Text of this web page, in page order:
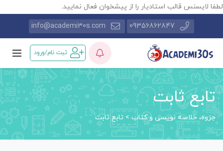
لطفا لایسنس قالب استادیار را از پیشخوان فعال نمایید.
09356862847
info@academi30s.com
ثبت نام/ورود
تابع ثابت
جزوه، خلاصه نویسی و کتاب> تابع ثابت